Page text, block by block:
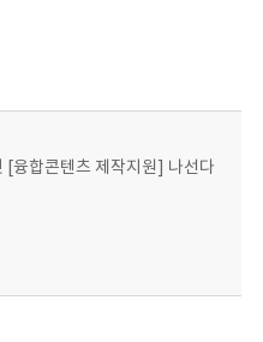
융합콘텐츠 제작지원] 나선다